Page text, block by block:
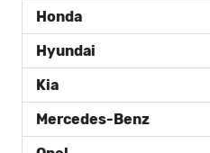
Honda
Hyundai
Kia
Mercedes-Benz